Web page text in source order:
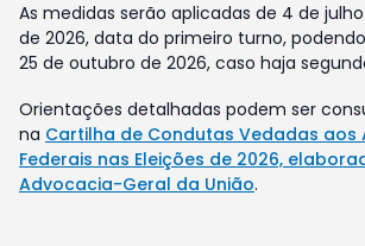
As medidas serão aplicadas de 4 de
de 2026, data do primeiro turno,
25 de outubro de 2026, caso haja
Orientações detalhadas podem ser
na Cartilha de Condutas Vedadas aos
Federais nas Eleições de 2026,
Advocacia-Geral da União.